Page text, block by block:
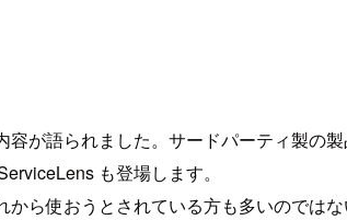
が語られました。サードパーティ製の
も登場します。
ら使おうとされている方も多いのでは